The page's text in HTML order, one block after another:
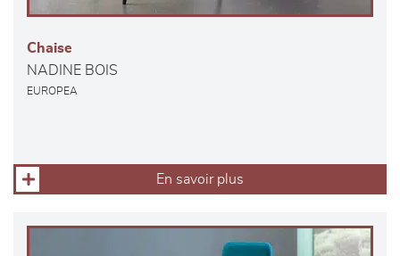
Chaise
NADINE BOIS
EUROPEA
En savoir plus